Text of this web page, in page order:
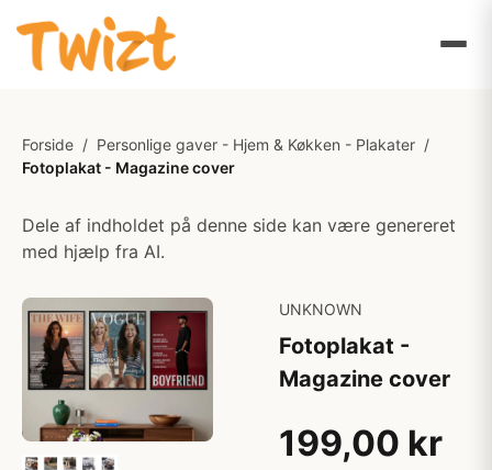
Forside / Personlige gaver - Hjem & Køkken - Plakater /
Fotoplakat - Magazine cover
Dele af indholdet på denne side kan være genereret
med hjælp fra AI.
UNKNOWN
Fotoplakat -
Magazine cover
199,00 kr